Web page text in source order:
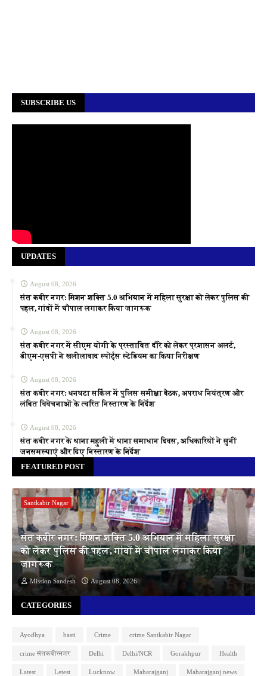
SUBSCRIBE US
UPDATES
August 08, 2026
संत कबीर नगर: मिशन शक्ति 5.0 अभियान में महिला सुरक्षा को लेकर पुलिस की
पहल, गांवों में चौपाल लगाकर किया जागरूक
August 08, 2026
संत कबीर नगर में सीएम योगी के प्रस्तावित दौरे को लेकर प्रशासन अलर्ट,
डीएम-एसपी ने खलीलाबाद स्पोर्ट्स स्टेडियम का किया निरीक्षण
August 08, 2026
संत कबीर नगर: धनघटा सर्किल में पुलिस समीक्षा बैठक, अपराध नियंत्रण और
लंबित विवेचनाओं के त्वरित निस्तारण के निर्देश
August 08, 2026
संत कबीर नगर के थाना महुली में थाना समाधान दिवस, अधिकारियों ने सुनीं
जनसमस्याएं और दिए निस्तारण के निर्देश
FEATURED POST
Santkabir Nagar
संत कबीर नगर: मिशन शक्ति 5.0 अभियान में महिला सुरक्षा
को लेकर पुलिस की पहल, गांवों में चौपाल लगाकर किया
जागरूक
Mission Sandesh August 08, 2026
CATEGORIES
Ayodhya basti Crime crime Santkabir Nagar
crime संतकबीरनगर Delhi Delhi/NCR Gorakhpur Health
Latest Letest Lucknow Maharajganj Maharajganj news